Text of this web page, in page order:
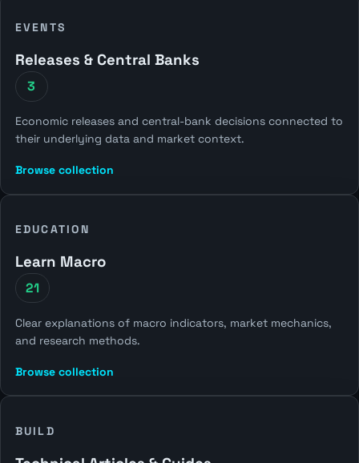
EVENTS
Releases & Central Banks
3
Economic releases and central-bank decisions connected to
their underlying data and market context.
Browse collection
EDUCATION
Learn Macro
21
Clear explanations of macro indicators, market mechanics,
and research methods.
Browse collection
BUILD